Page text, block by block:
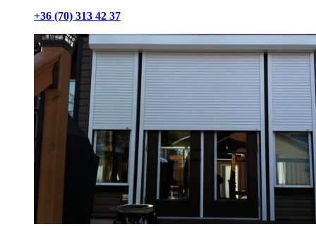
+36 (70) 313 42 37